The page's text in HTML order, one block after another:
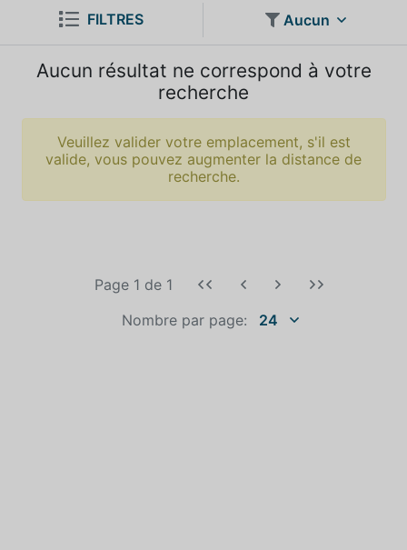
FILTRES Aucun
Aucun résultat ne correspond à votre
recherche
Veuillez valider votre emplacement, s'il est
valide, vous pouvez augmenter la distance de
recherche.
Nombre par page: 24
Page 1 de 1